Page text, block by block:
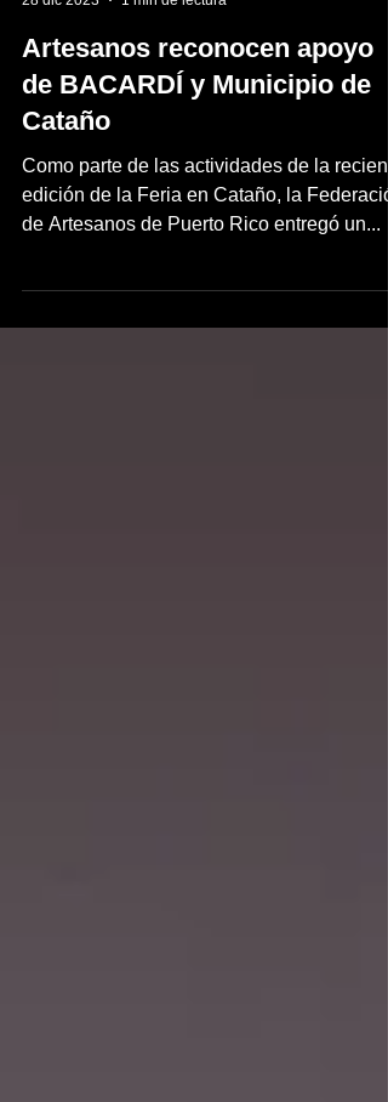
28 dic 2023
1 min de lectura
Artesanos reconocen apoyo
de BACARDÍ y Municipio de
Cataño
Como parte de las actividades de la
edición de la Feria en Cataño, la